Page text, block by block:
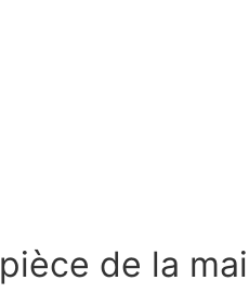
de la